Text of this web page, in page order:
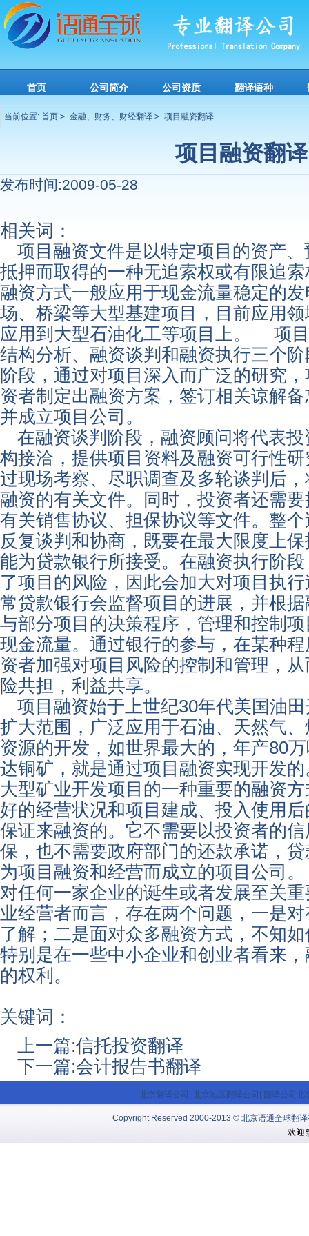
首页 公司简介 公司资质 翻译语种
当前位置: 首页 > 金融、财务、财经翻译 > 项目融资翻译
项目融资翻译
发布时间:2009-05-28
相关词：
项目融资文件是以特定项目的资产
抵押而取得的一种无追索权或有限追
融资方式一般应用于现金流量稳定的
场、桥梁等大型基建项目，目前应用
应用到大型石油化工等项目上。 项
结构分析、融资谈判和融资执行三个
阶段，通过对项目深入而广泛的研究
资者制定出融资方案，签订相关谅解
并成立项目公司。
在融资谈判阶段，融资顾问将代表
构接洽，提供项目资料及融资可行性
过现场考察、尽职调查及多轮谈判后
融资的有关文件。同时，投资者还需
有关销售协议、担保协议等文件。整
反复谈判和协商，既要在最大限度上
能为贷款银行所接受。在融资执行阶
了项目的风险，因此会加大对项目执
常贷款银行会监督项目的进展，并根
与部分项目的决策程序，管理和控制
现金流量。通过银行的参与，在某种
资者加强对项目风险的控制和管理，
险共担，利益共享。
项目融资始于上世纪30年代美国油
扩大范围，广泛应用于石油、天然气
资源的开发，如世界最大的，年产80
达铜矿，就是通过项目融资实现开发
大型矿业开发项目的一种重要的融资
好的经营状况和项目建成、投入使用
保证来融资的。它不需要以投资者的
保，也不需要政府部门的还款承诺，
为项目融资和经营而成立的项目公司
对任何一家企业的诞生或者发展至关
业经营者而言，存在两个问题，一是
了解；二是面对众多融资方式，不知
特别是在一些中小企业和创业者看来
的权利。
关键词：
上一篇:信托投资翻译
下一篇:会计报告书翻译
北京翻译公司 北京地区翻译公司 翻译公司北
Copyright Reserved 2000-2013 © 北京语通全球翻